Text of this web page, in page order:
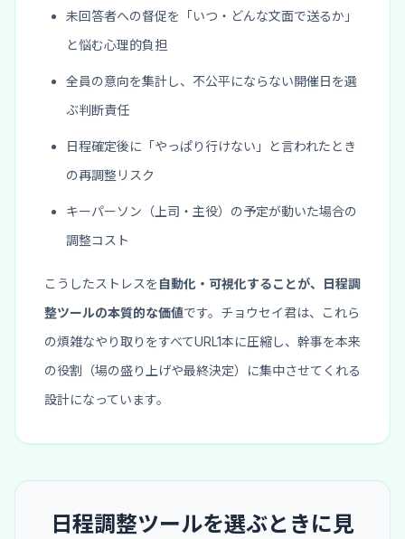
未回答者への督促を「いつ・どんな文面で送るか」
と悩む心理的負担
全員の意向を集計し、不公平にならない開催日を選
ぶ判断責任
日程確定後に「やっぱり行けない」と言われたとき
の再調整リスク
キーパーソン（上司・主役）の予定が動いた場合の
調整コスト
こうしたストレスを自動化・可視化することが、日程調
整ツールの本質的な価値です。チョウセイ君は、これら
の煩雑なやり取りをすべてURL1本に圧縮し、幹事を本来
の役割（場の盛り上げや最終決定）に集中させてくれる
設計になっています。
日程調整ツールを選ぶときに見